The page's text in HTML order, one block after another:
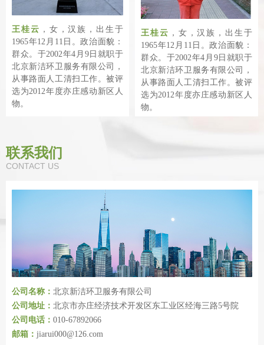
王桂云 ，女，汉族，出生于
1965年12月11日。政治面貌：
群众。于2002年4月9日就职于
北京新洁环卫服务有限公司，
从事路面人工清扫工作。被评
选为2012年度亦庄感动新区人
物。
王桂云 ，女，汉族，出生于
1965年12月11日。政治面貌：
群众。于2002年4月9日就职于
北京新洁环卫服务有限公司，
从事路面人工清扫工作。被评
选为2012年度亦庄感动新区人
物。
联系我们
CONTACT US
公司名称： 北京新洁环卫服务有限公司
公司地址： 北京市亦庄经济技术开发区东工业区经海三路5号院
公司电话： 010-67892066
邮箱： jiarui000@126.com